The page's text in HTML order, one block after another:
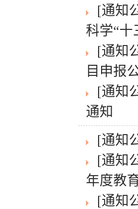
[通知
科学“十
[通知
目申报
[通知
通知
[通知
[通知
年度教
[通知